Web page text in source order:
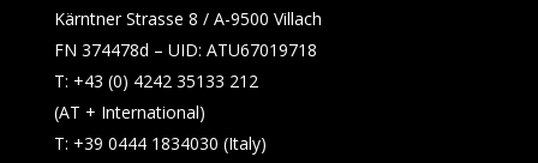
Kärntner Strasse 8 / A-9500 Villach
FN 374478d – UID: ATU67019718
T: +43 (0) 4242 35133 212
(AT + International)
T: +39 0444 1834030 (Italy)